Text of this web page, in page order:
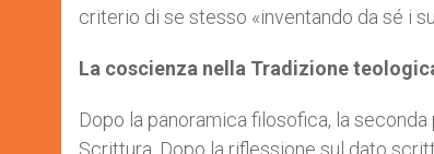
criterio di se stesso «inventando da sé i
La coscienza nella Tradizione
Dopo la panoramica filosofica, la
Scrittura. Dopo la riflessione sul dato